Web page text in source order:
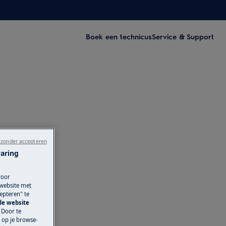
Boek een technicusService & Support
met
te
website
Door te
op je browse-
accepteren